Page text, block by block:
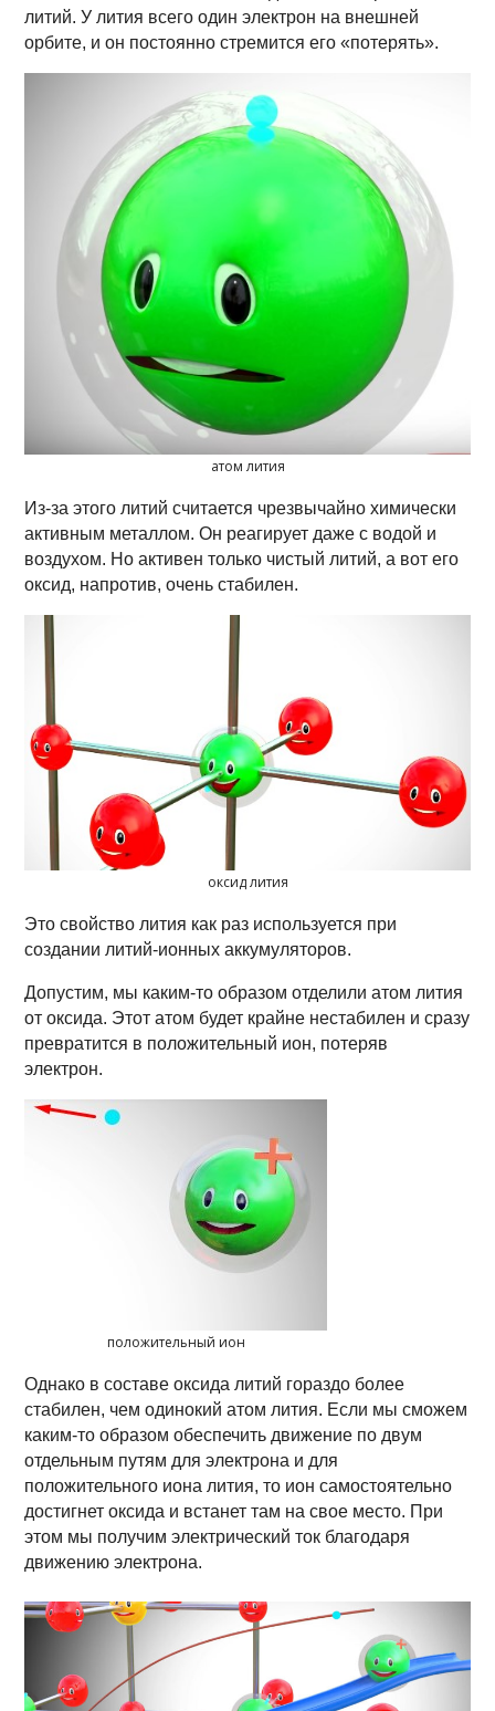
литий. У лития всего один электрон на внешней
орбите, и он постоянно стремится его «потерять».
атом лития
Из-за этого литий считается чрезвычайно химически
активным металлом. Он реагирует даже с водой и
воздухом. Но активен только чистый литий, а вот его
оксид, напротив, очень стабилен.
оксид лития
Это свойство лития как раз используется при
создании литий-ионных аккумуляторов.
Допустим, мы каким-то образом отделили атом лития
от оксида. Этот атом будет крайне нестабилен и сразу
превратится в положительный ион, потеряв
электрон.
положительный ион
Однако в составе оксида литий гораздо более
стабилен, чем одинокий атом лития. Если мы сможем
каким-то образом обеспечить движение по двум
отдельным путям для электрона и для
положительного иона лития, то ион самостоятельно
достигнет оксида и встанет там на свое место. При
этом мы получим электрический ток благодаря
движению электрона.